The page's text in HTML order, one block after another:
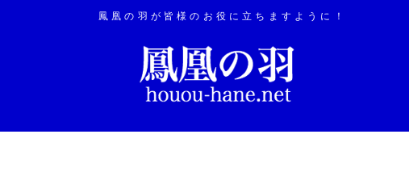
鳳凰の羽が皆様のお役に立ちますように！